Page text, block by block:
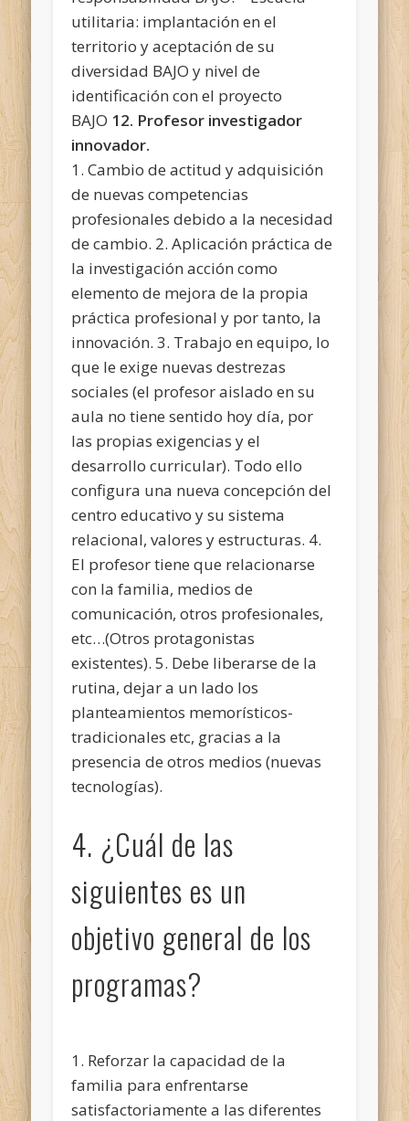
utilitaria: implantación en el
territorio y aceptación de su
diversidad BAJO y nivel de
identificación con el proyecto
BAJO 12. Profesor investigador
innovador.
1. Cambio de actitud y adquisición
de nuevas competencias
profesionales debido a la necesidad
de cambio. 2. Aplicación práctica de
la investigación acción como
elemento de mejora de la propia
práctica profesional y por tanto, la
innovación. 3. Trabajo en equipo, lo
que le exige nuevas destrezas
sociales (el profesor aislado en su
aula no tiene sentido hoy día, por
las propias exigencias y el
desarrollo curricular). Todo ello
configura una nueva concepción del
centro educativo y su sistema
relacional, valores y estructuras. 4.
El profesor tiene que relacionarse
con la familia, medios de
comunicación, otros profesionales,
etc…(Otros protagonistas
existentes). 5. Debe liberarse de la
rutina, dejar a un lado los
planteamientos memorísticos-
tradicionales etc, gracias a la
presencia de otros medios (nuevas
tecnologías).
4. ¿Cuál de las
siguientes es un
objetivo general de los
programas?
1. Reforzar la capacidad de la
familia para enfrentarse
satisfactoriamente a las diferentes